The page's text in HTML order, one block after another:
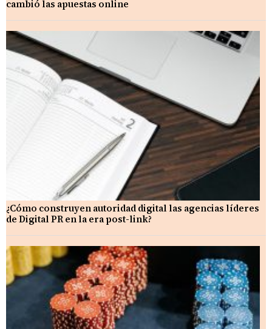
cambió las apuestas online
¿Cómo construyen autoridad digital las agencias líderes
de Digital PR en la era post-link?